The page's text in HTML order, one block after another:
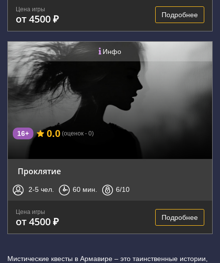
Цена игры
от 4500 ₽ Подробнее
Инфо
16+ 0.0 (оценок - 0)
Проклятие
2-5 чел. 60 мин. 6/10
Цена игры
от 4500 ₽ Подробнее
Мистические квесты в Армавире – это таинственные истории,